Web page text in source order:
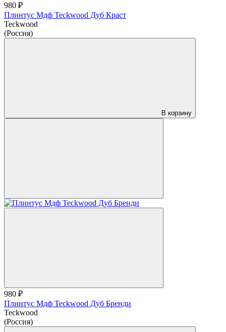
980 ₽
Плинтус Мдф Teckwood Дуб Краст
Teckwood
(Россия)
В корзину
980 ₽
Плинтус Мдф Teckwood Дуб Бренди
Teckwood
(Россия)